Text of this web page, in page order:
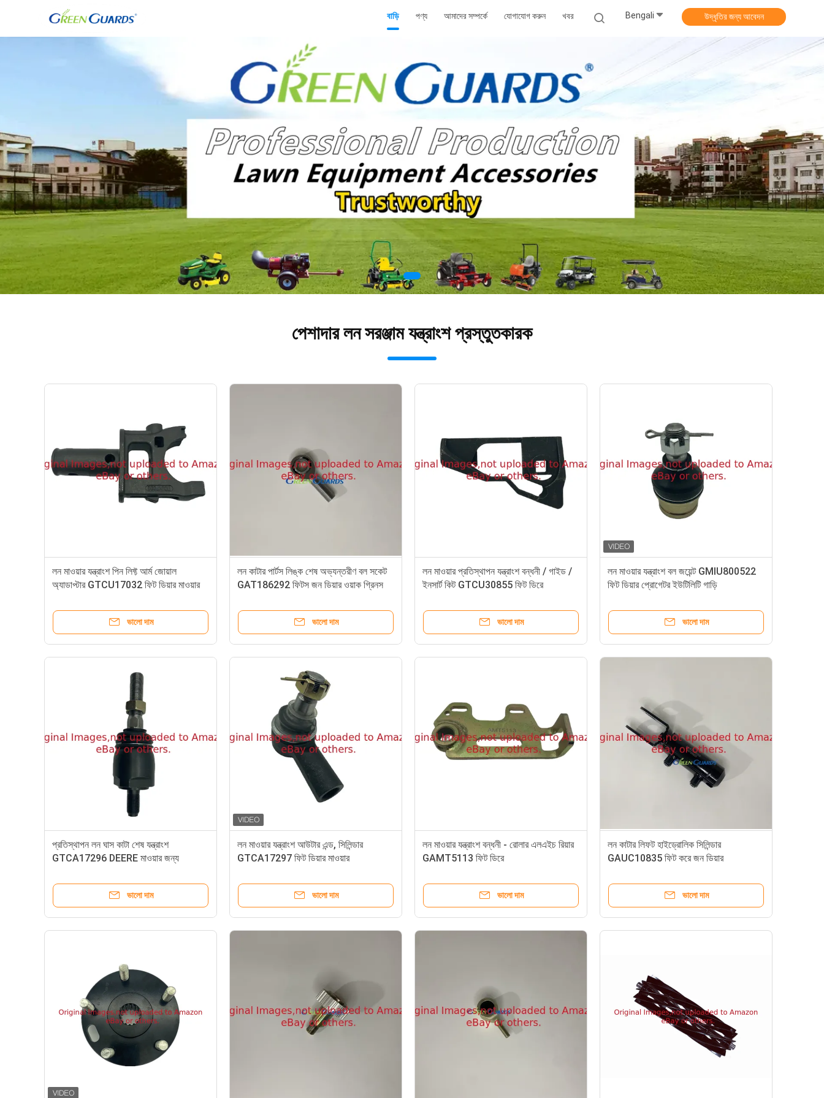
বাড়ি পণ্য আমাদের সম্পর্কে যোগাযোগ করুন খবর Bengali উদ্ধৃতির জন্য আবেদন
পেশাদার লন সরঞ্জাম যন্ত্রাংশ প্রস্তুতকারক
লন মাওয়ার যন্ত্রাংশ পিন লিফ্ট আর্ম জোয়াল
অ্যাডাপ্টার GTCU17032 ফিট ডিয়ার মাওয়ার
ভালো দাম
লন কাটার পার্টস লিঙ্ক শেষ অভ্যন্তরীণ বল সকেট
GAT186292 ফিটস জন ডিয়ার ওয়াক গ্রিনস
ভালো দাম
লন মাওয়ার প্রতিস্থাপন যন্ত্রাংশ বন্ধনী / গাইড /
ইনসার্ট কিট GTCU30855 ফিট ডিরে
ভালো দাম
লন মাওয়ার যন্ত্রাংশ বল জয়েন্ট GMIU800522
ফিট ডিয়ার প্রোগেটর ইউটিলিটি গাড়ি
ভালো দাম
প্রতিস্থাপন লন ঘাস কাটা শেষ যন্ত্রাংশ
GTCA17296 DEERE মাওয়ার জন্য
ভালো দাম
লন মাওয়ার যন্ত্রাংশ আউটার এন্ড, সিলিন্ডার
GTCA17297 ফিট ডিয়ার মাওয়ার
ভালো দাম
লন মাওয়ার যন্ত্রাংশ বন্ধনী - রোলার এলএইচ রিয়ার
GAMT5113 ফিট ডিরে
ভালো দাম
লন কাটার লিফট হাইড্রোলিক সিলিন্ডার
GAUC10835 ফিট করে জন ডিয়ার
ভালো দাম
লন মাওয়ার যন্ত্রাংশ রিল অ্যাডজাস্টার স্প্রকেট সিল GET11073 ফিট ডিয়ার গ্রিনসমাওয়ার